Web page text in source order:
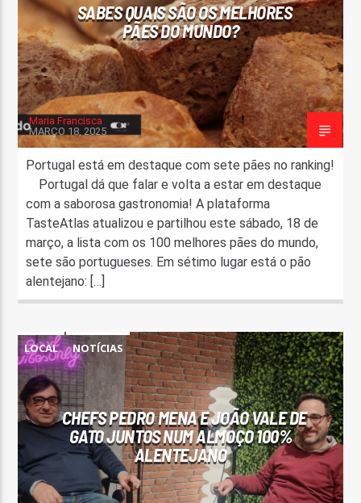
SABES QUAIS SÃO OS MELHORES
PÃES DO MUNDO?
Maria Francisca
MARÇO 18, 2025
Portugal está em destaque com sete pães no ranking!
Portugal dá que falar e volta a estar em destaque
com a saborosa gastronomia! A plataforma
TasteAtlas atualizou e partilhou este sábado, 18 de
março, a lista com os 100 melhores pães do mundo,
sete são portugueses. Em sétimo lugar está o pão
alentejano: […]
LOCAL NOTÍCIAS
CHEFS PEDRO MENA E JOÃO VALE DE
GATO JUNTOS NUM ALMOÇO 100%
ALENTEJANO